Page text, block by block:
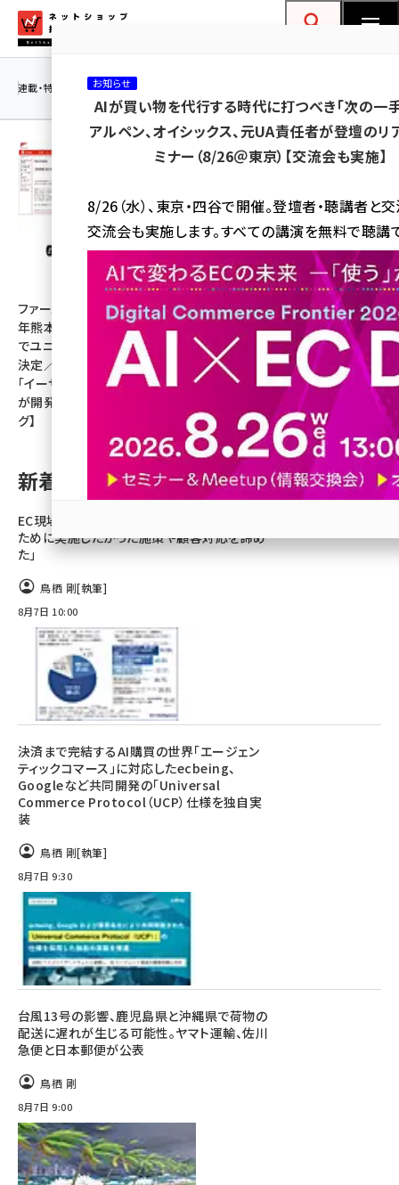
ン
ネットショップ担当者フォーラム
amazon (2255)
yahoo (1906)
楽天 (1874)
ecbeing (1210)
アスクル (1122)
base (1081)
連載・特集 | 海外
ファーストリテイリングが令和8
年熊本地震の被災地緊急支援
でユニクロ商品を2万点寄贈を
決定／女性向け空調ウェアを
「イーザッカマニアストア―ズ」
が開発【ネッ担アクセスランキン
グ】
「楽天市場」がAI戦略を公開。
「AI店長」「バーチャル試着」
「RMSバナー画像生成」の全ぼ
う【Rakuten AI Optimismレ
ポート】
新着記事
EC現場の実態。担当者の8割「ノンコア業務の
ために実施したかった施策や顧客対応を諦め
た」
鳥栖 剛[執筆]
8月7日 10:00
決済まで完結するAI購買の世界「エージェン
ティックコマース」に対応したecbeing、
Googleなど共同開発の「Universal
Commerce Protocol（UCP）仕様を独自実
装
鳥栖 剛[執筆]
8月7日 9:30
台風13号の影響、鹿児島県と沖縄県で荷物の
配送に遅れが生じる可能性。ヤマト運輸、佐川
急便と日本郵便が公表
鳥栖 剛
8月7日 9:00
お知らせ
AIが買い物を代行する時代に打つべき「次の一手
アルペン、オイシックス、元UA責任者が登壇のリ
ミナー（8/26＠東京）【交流会も実施】
8/26（水）、東京・四谷で開催。登壇者・聴講者と
交流会も実施します。すべての講演を無料で聴講
参加登録はこちら↑